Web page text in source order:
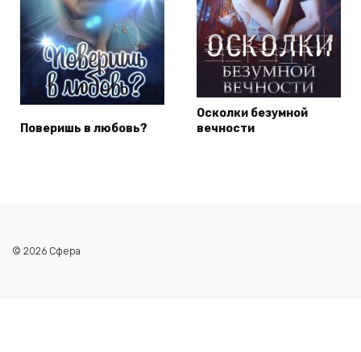
Поверишь в любовь?
Осколки безумной
вечности
© 2026 Сфера